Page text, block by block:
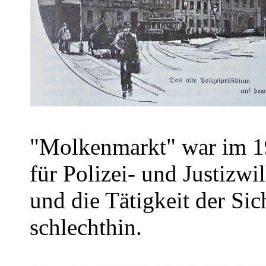
"Molkenmarkt" war im
für Polizei- und
und die Tätigkeit der
schlechthin.